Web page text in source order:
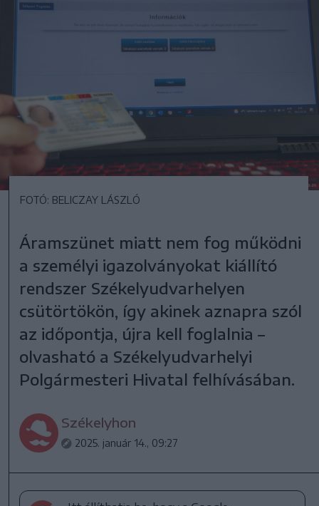
FOTÓ: BELICZAY LÁSZLÓ
Áramszünet miatt nem fog működni
a személyi igazolványokat kiállító
rendszer Székelyudvarhelyen
csütörtökön, így akinek aznapra szól
az időpontja, újra kell foglalnia –
olvasható a Székelyudvarhelyi
Polgármesteri Hivatal felhívásában.
Székelyhon
2025. január 14., 09:27